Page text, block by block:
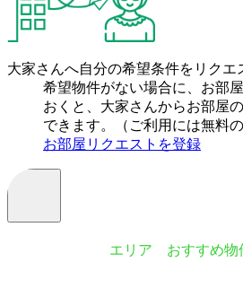
大家さんへ自分の希望条件をリクエ
希望物件がない場合に、お部
おくと、大家さんからお部屋
できます。（ご利用には無料
お部屋リクエストを登録
エリア おすすめ物